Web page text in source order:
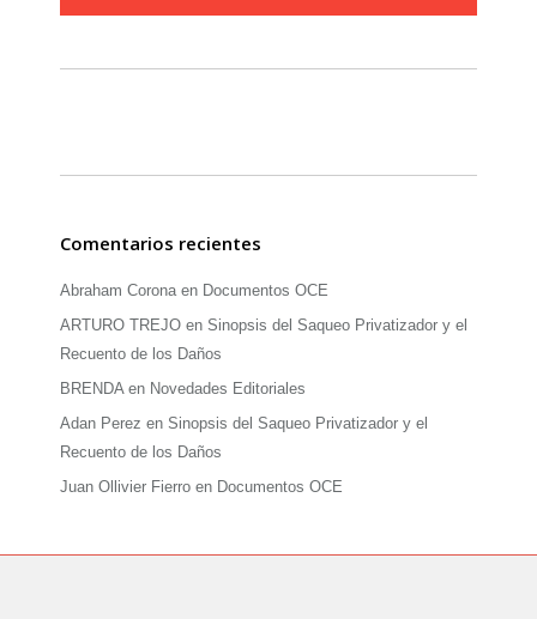
Comentarios recientes
Abraham Coronaen Documentos OCE
ARTURO TREJO en Sinopsis del Saqueo Privatizador y el
Recuento de los Daños
BRENDAen Novedades Editoriales
Adan Perez en Sinopsis del Saqueo Privatizador y el
Recuento de los Daños
Juan Ollivier Fierro en Documentos OCE